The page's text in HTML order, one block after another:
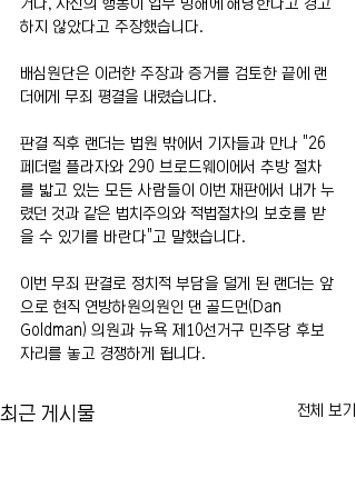
거나, 자신의 행동이 업무 방해에 해당한다고 경고
하지 않았다고 주장했습니다.
배심원단은 이러한 주장과 증거를 검토한 끝에 랜
더에게 무죄 평결을 내렸습니다.
판결 직후 랜더는 법원 밖에서 기자들과 만나 "26
페더럴 플라자와 290 브로드웨이에서 추방 절차
를 밟고 있는 모든 사람들이 이번 재판에서 내가 누
렸던 것과 같은 법치주의와 적법절차의 보호를 받
을 수 있기를 바란다"고 말했습니다.
이번 무죄 판결로 정치적 부담을 덜게 된 랜더는 앞
으로 현직 연방하원의원인 댄 골드먼(Dan
Goldman) 의원과 뉴욕 제10선거구 민주당 후보
자리를 놓고 경쟁하게 됩니다.
최근 게시물 전체 보기